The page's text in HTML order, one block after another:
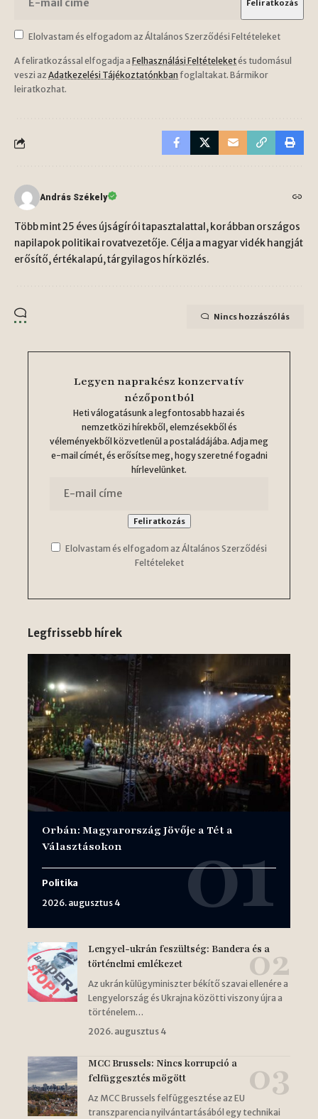
Elolvastam és elfogadom az Általános Szerződési Feltételeket
A feliratkozással elfogadja a Felhasználási Feltételeketés tudomásul
veszi az Adatkezelési Tájékoztatónkban foglaltakat. Bármikor
leiratkozhat.
András Székely
Több mint 25 éves újságírói tapasztalattal, korábban országos
napilapok politikai rovatvezetője. Célja a magyar vidék hangját
erősítő, értékalapú, tárgyilagos hírközlés.
Nincs hozzászólás
Legyen naprakész konzervatív
nézőpontból
Heti válogatásunk a legfontosabb hazai és
nemzetközi hírekből, elemzésekből és
véleményekből közvetlenül a postaládájába. Adja meg
e-mail címét, és erősítse meg, hogy szeretné fogadni
hírlevelünket.
Elolvastam és elfogadom az Általános Szerződési
Feltételeket
Legfrissebb hírek
Orbán: Magyarország Jövője a Tét a
Választásokon
Politika
2026. augusztus 4
Lengyel-ukrán feszültség: Bandera és a
történelmi emlékezet
Az ukrán külügyminiszter békítő szavai ellenére a
Lengyelország és Ukrajna közötti viszony újra a
történelem…
2026. augusztus 4
MCC Brussels: Nincs korrupció a
felfüggesztés mögött
Az MCC Brussels felfüggesztése az EU
transzparencia nyilvántartásából egy technikai